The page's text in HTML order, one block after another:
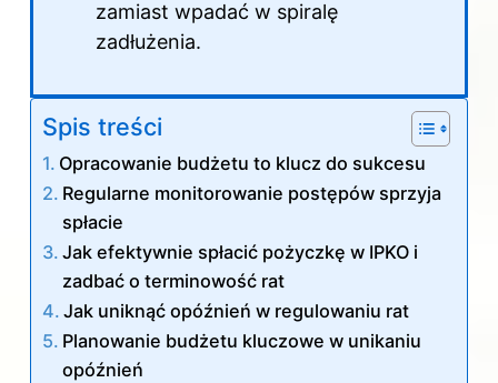
zamiast wpadać w spiralę
zadłużenia.
Spis treści
Opracowanie budżetu to klucz do sukcesu
Regularne monitorowanie postępów sprzyja
spłacie
Jak efektywnie spłacić pożyczkę w IPKO i
zadbać o terminowość rat
Jak uniknąć opóźnień w regulowaniu rat
Planowanie budżetu kluczowe w unikaniu
opóźnień